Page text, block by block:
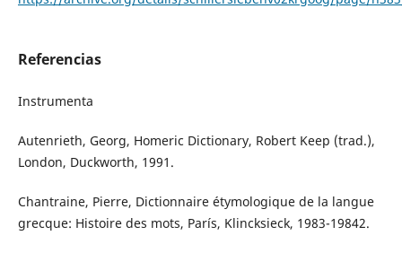
Referencias
Instrumenta
Autenrieth, Georg, Homeric Dictionary, Robert Keep (trad.),
London, Duckworth, 1991.
Chantraine, Pierre, Dictionnaire étymologique de la langue
grecque: Histoire des mots, París, Klincksieck, 1983-19842.